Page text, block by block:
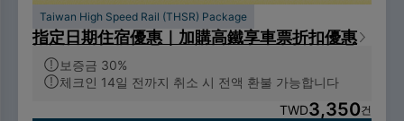
Taiwan High Speed Rail (THSR) Package
指定日期住宿優惠｜加購高鐵享車票折扣優惠
보증금 30%
체크인 14일 전까지 취소 시 전액 환불 가능합니다
TWD3,350건